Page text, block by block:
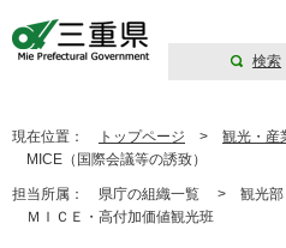
検索
現在位置： トップページ > 観光・産
MICE（国際会議等の誘致）
担当所属： 県庁の組織一覧 > 観光
ＭＩＣＥ・高付加価値観光班